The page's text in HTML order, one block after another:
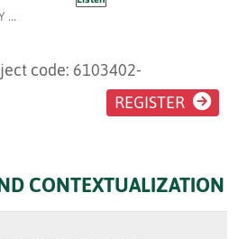
...
code: 6103402-
REGISTER
CONTEXTUALIZATION